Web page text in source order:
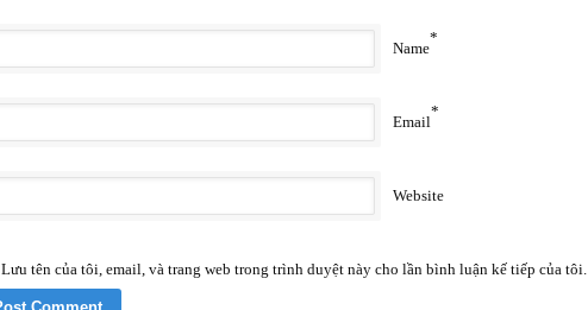
Name
*
Email
*
Website
Lưu tên của tôi, email, và trang web trong trình duyệt này cho lần bình luận kế tiếp của tôi.